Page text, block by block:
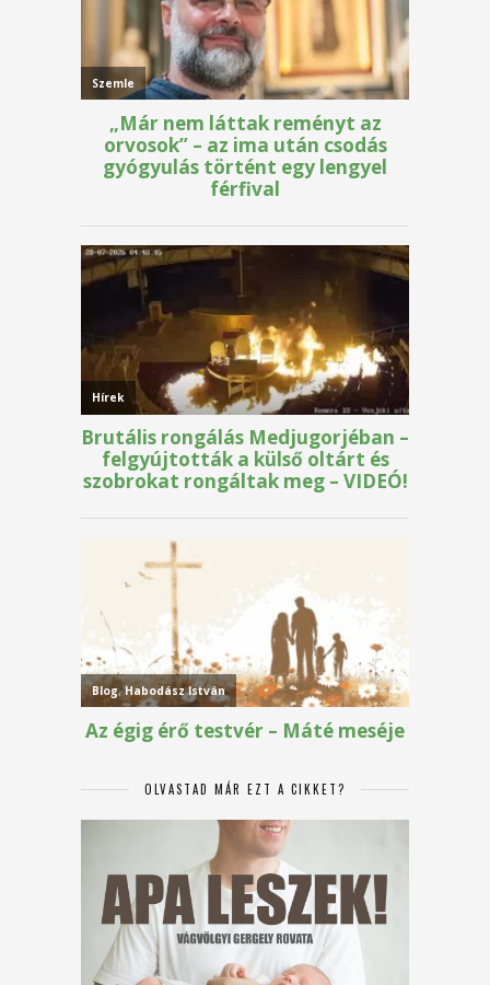
OLVASTAD MÁR EZT A CIKKET?